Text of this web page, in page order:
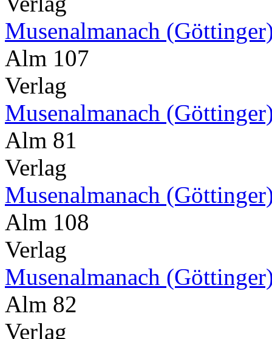
Musenalmanach
Alm 107
Verlag
Musenalmanach
Alm 81
Verlag
Musenalmanach
Alm 108
Verlag
Musenalmanach
Alm 82
Verlag